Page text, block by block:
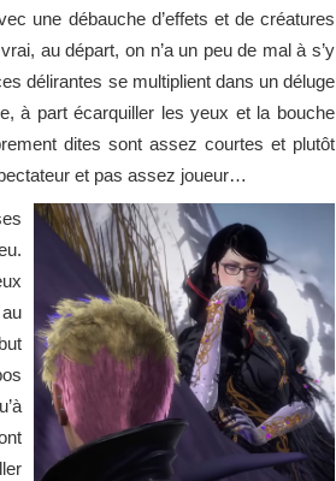
une débauche d’effets et de créatures
au départ, on n’a un peu de mal à s’y
délirantes se multiplient dans un déluge
à part écarquiller les yeux et la bouche
dites sont assez courtes et plutôt
et pas assez joueur…